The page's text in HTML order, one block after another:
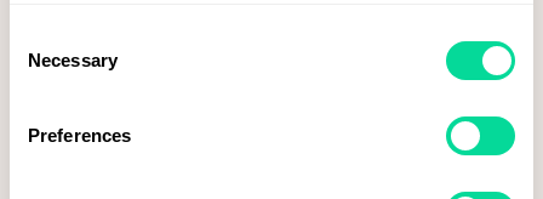
Selection
Necessary
Preferences